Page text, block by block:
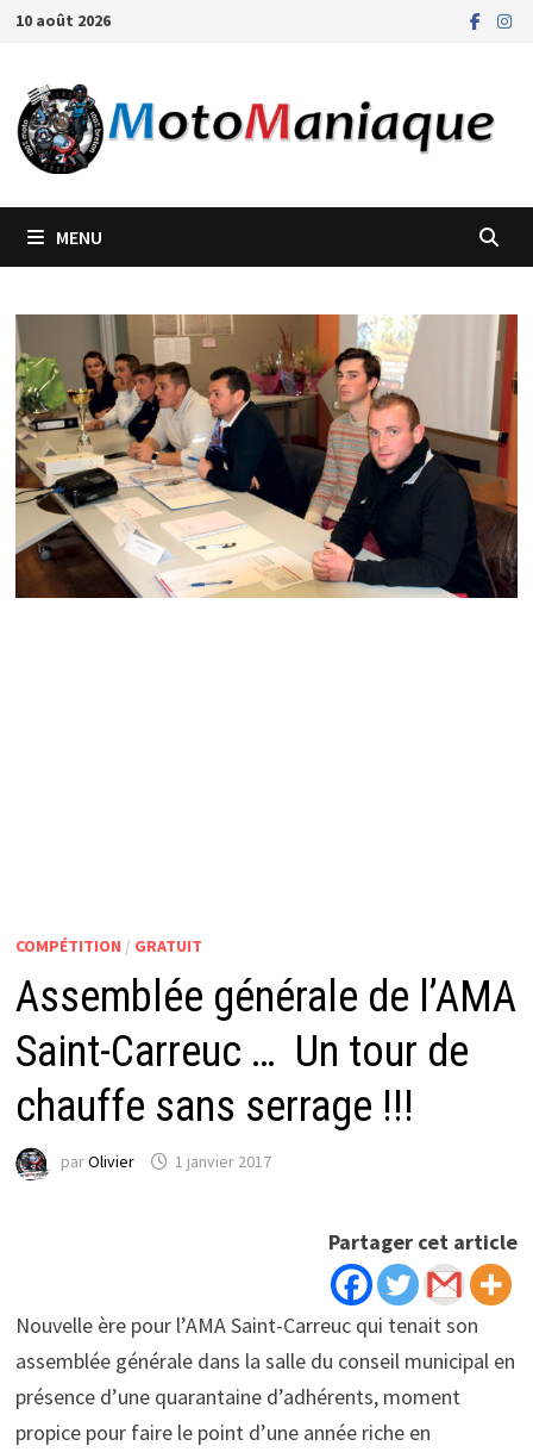
Passer
contenu
10 août 2026
MENU
COMPÉTITION / GRATUIT
Assemblée générale de l’AMA
Saint-Carreuc … Un tour de
chauffe sans serrage !!!
parOlivier 1 janvier 2017
Partager cet article
Nouvelle ère pour l’AMA Saint-Carreuc qui tenait son
assemblée générale dans la salle du conseil municipal en
présence d’une quarantaine d’adhérents, moment
propice pour faire le point d’une année riche en